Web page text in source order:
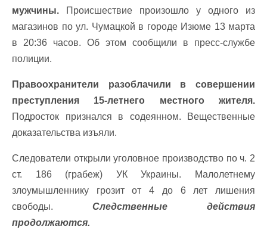
мужчины. Происшествие произошло у одного из
магазинов по ул. Чумацкой в ​​городе Изюме 13 марта
в 20:36 часов. Об этом сообщили в пресс-службе
полиции.
Правоохранители разоблачили в совершении
преступления 15-летнего местного жителя.
Подросток признался в содеянном. Вещественные
доказательства изъяли.
Следователи открыли уголовное производство по ч. 2
ст. 186 (грабеж) УК Украины. Малолетнему
злоумышленнику грозит от 4 до 6 лет лишения
свободы. Следственные действия
продолжаются.